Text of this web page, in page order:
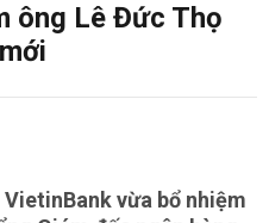
ông Lê Đức Thọ
vừa bổ nhiệm